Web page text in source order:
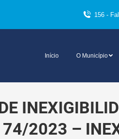
156 -
Início O Município
2023 –